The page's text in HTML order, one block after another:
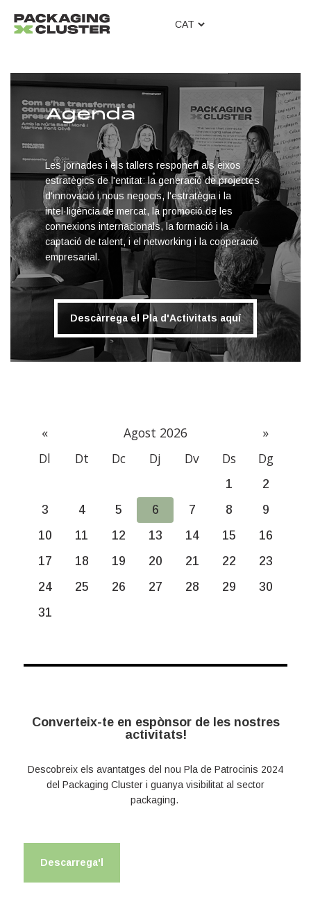
g
e
n
a
v
i
g
a
t
o
Agenda
Les jornades i els tallers responen als eixos
estratègics de l'entitat: la generació de projectes
d'innovació i nous negocis, l'estratègia i la
intel·ligència de mercat, la promoció de les
connexions internacionals, la formació i la
captació de talent, i el networking i la cooperació
empresarial.
Descàrrega el Pla d'Activitats aquí
« Agost 2026
»
Dl
Dt Dc Dj Dv Ds Dg
1
2
3
4 5 6 7 8
9
10
11 12 13 14 15
16
17
18 19 20 21 22
23
24
25 26 27 28 29
30
31
Converteix-te en espònsor de les nostres
activitats!
Descobreix els avantatges del nou Pla de Patrocinis 2024
del Packaging Cluster i guanya visibilitat al sector
packaging.
Descarrega'l